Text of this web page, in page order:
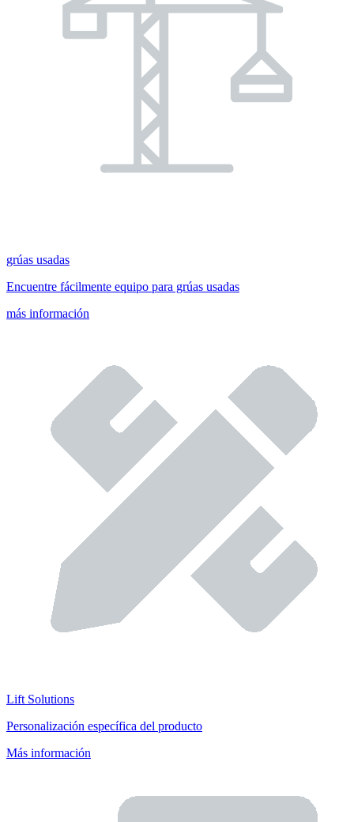
grúas usadas
Encuentre fácilmente equipo para grúas usadas
más información
Lift Solutions
Personalización específica del producto
Más información